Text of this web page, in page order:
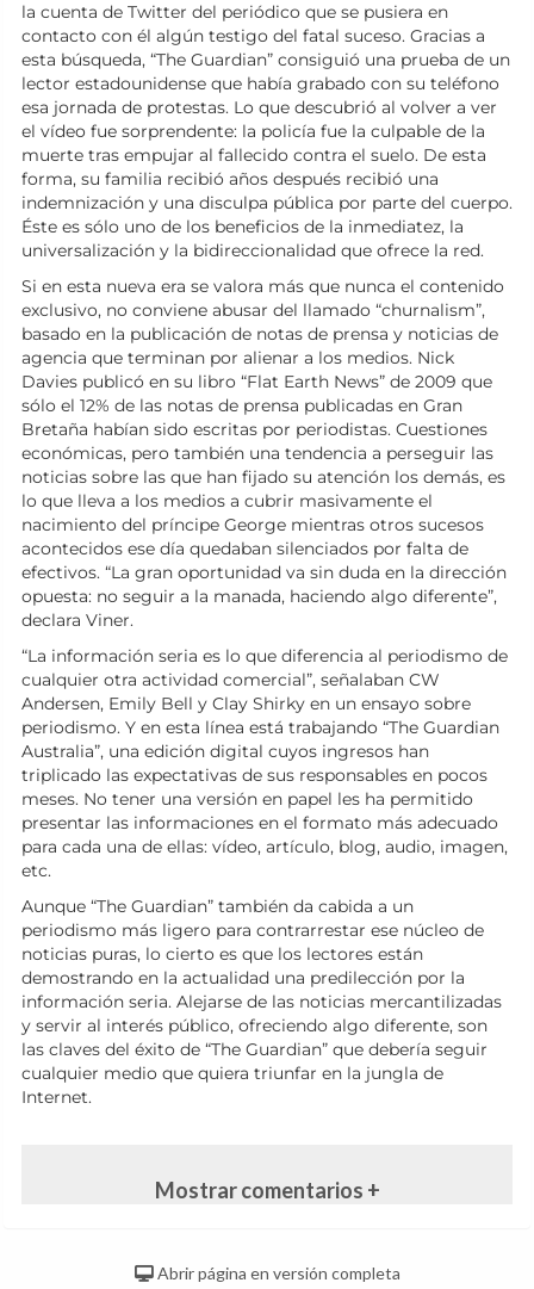
la cuenta de Twitter del periódico que se pusiera en
contacto con él algún testigo del fatal suceso. Gracias a
esta búsqueda, “The Guardian” consiguió una prueba de un
lector estadounidense que había grabado con su teléfono
esa jornada de protestas. Lo que descubrió al volver a ver
el vídeo fue sorprendente: la policía fue la culpable de la
muerte tras empujar al fallecido contra el suelo. De esta
forma, su familia recibió años después recibió una
indemnización y una disculpa pública por parte del cuerpo.
Éste es sólo uno de los beneficios de la inmediatez, la
universalización y la bidireccionalidad que ofrece la red.
Si en esta nueva era se valora más que nunca el contenido
exclusivo, no conviene abusar del llamado “churnalism”,
basado en la publicación de notas de prensa y noticias de
agencia que terminan por alienar a los medios. Nick
Davies publicó en su libro “Flat Earth News” de 2009 que
sólo el 12% de las notas de prensa publicadas en Gran
Bretaña habían sido escritas por periodistas. Cuestiones
económicas, pero también una tendencia a perseguir las
noticias sobre las que han fijado su atención los demás, es
lo que lleva a los medios a cubrir masivamente el
nacimiento del príncipe George mientras otros sucesos
acontecidos ese día quedaban silenciados por falta de
efectivos. “La gran oportunidad va sin duda en la dirección
opuesta: no seguir a la manada, haciendo algo diferente”,
declara Viner.
“La información seria es lo que diferencia al periodismo de
cualquier otra actividad comercial”, señalaban CW
Andersen, Emily Bell y Clay Shirky en un ensayo sobre
periodismo. Y en esta línea está trabajando “The Guardian
Australia”, una edición digital cuyos ingresos han
triplicado las expectativas de sus responsables en pocos
meses. No tener una versión en papel les ha permitido
presentar las informaciones en el formato más adecuado
para cada una de ellas: vídeo, artículo, blog, audio, imagen,
etc.
Aunque “The Guardian” también da cabida a un
periodismo más ligero para contrarrestar ese núcleo de
noticias puras, lo cierto es que los lectores están
demostrando en la actualidad una predilección por la
información seria. Alejarse de las noticias mercantilizadas
y servir al interés público, ofreciendo algo diferente, son
las claves del éxito de “The Guardian” que debería seguir
cualquier medio que quiera triunfar en la jungla de
Internet.
Mostrar comentarios +
Abrir página en versión completa